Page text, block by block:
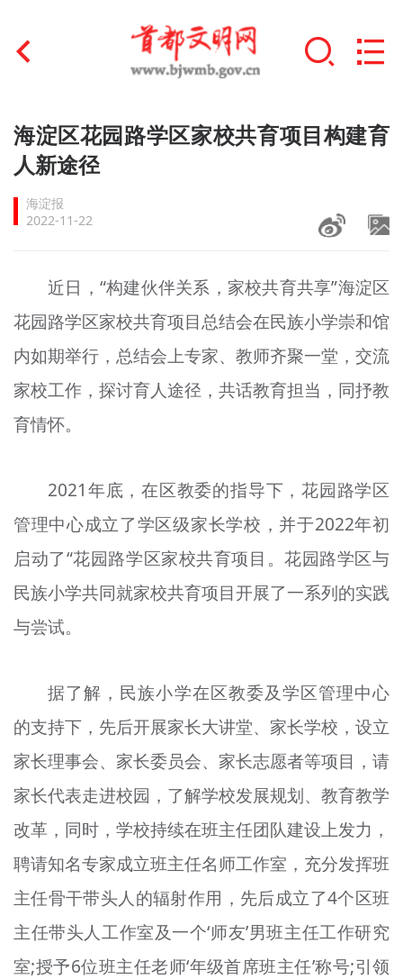
首页
文明创建
文明实践
未成年人思想道德建设
榜样人物
+
身边好人
文明评论
宣传思想文化人才
专题
资料库
+
海淀区花园路学区家校共育项目构建育
人新途径
海淀报
2022-11-22
近日，“构建伙伴关系，家校共育共享”海淀区
花园路学区家校共育项目总结会在民族小学崇和馆
内如期举行，总结会上专家、教师齐聚一堂，交流
家校工作，探讨育人途径，共话教育担当，同抒教
育情怀。
2021年底，在区教委的指导下，花园路学区
管理中心成立了学区级家长学校，并于2022年初
启动了“花园路学区家校共育项目。花园路学区与
民族小学共同就家校共育项目开展了一系列的实践
与尝试。
据了解，民族小学在区教委及学区管理中心
的支持下，先后开展家长大讲堂、家长学校，设立
家长理事会、家长委员会、家长志愿者等项目，请
家长代表走进校园，了解学校发展规划、教育教学
改革，同时，学校持续在班主任团队建设上发力，
聘请知名专家成立班主任名师工作室，充分发挥班
主任骨干带头人的辐射作用，先后成立了4个区班
主任带头人工作室及一个‘师友’男班主任工作研究
室;授予6位班主任老师‘年级首席班主任’称号;引领